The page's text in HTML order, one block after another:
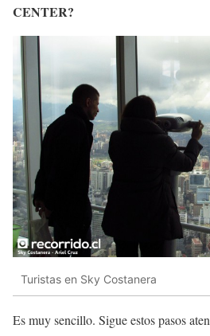
CENTER?
Turistas en Sky Costanera
Es muy sencillo. Sigue estos pasos